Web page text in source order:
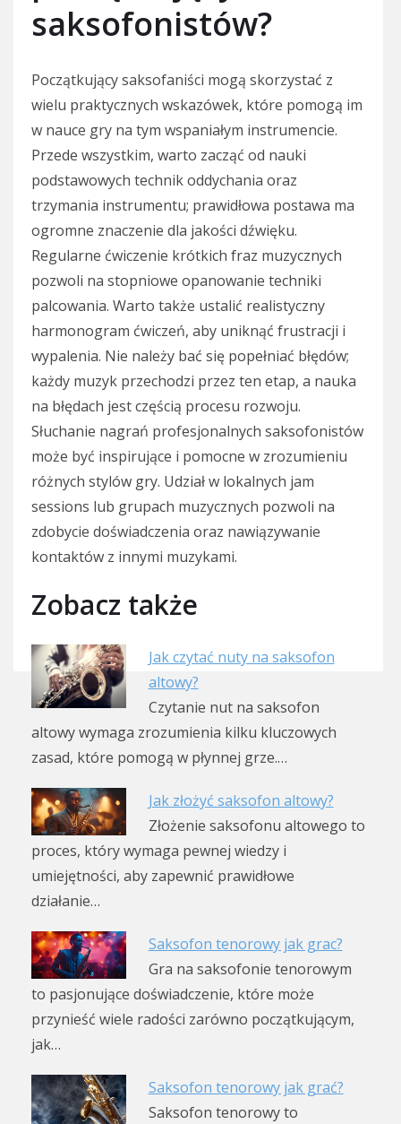
saksofonistów?
Początkujący saksofaniści mogą skorzystać z
wielu praktycznych wskazówek, które pomogą im
w nauce gry na tym wspaniałym instrumencie.
Przede wszystkim, warto zacząć od nauki
podstawowych technik oddychania oraz
trzymania instrumentu; prawidłowa postawa ma
ogromne znaczenie dla jakości dźwięku.
Regularne ćwiczenie krótkich fraz muzycznych
pozwoli na stopniowe opanowanie techniki
palcowania. Warto także ustalić realistyczny
harmonogram ćwiczeń, aby uniknąć frustracji i
wypalenia. Nie należy bać się popełniać błędów;
każdy muzyk przechodzi przez ten etap, a nauka
na błędach jest częścią procesu rozwoju.
Słuchanie nagrań profesjonalnych saksofonistów
może być inspirujące i pomocne w zrozumieniu
różnych stylów gry. Udział w lokalnych jam
sessions lub grupach muzycznych pozwoli na
zdobycie doświadczenia oraz nawiązywanie
kontaktów z innymi muzykami.
Zobacz także
Jak czytać nuty na saksofon
altowy?
Czytanie nut na saksofon
altowy wymaga zrozumienia kilku kluczowych
zasad, które pomogą w płynnej grze.…
Jak złożyć saksofon altowy?
Złożenie saksofonu altowego to
proces, który wymaga pewnej wiedzy i
umiejętności, aby zapewnić prawidłowe
działanie…
Saksofon tenorowy jak grac?
Gra na saksofonie tenorowym
to pasjonujące doświadczenie, które może
przynieść wiele radości zarówno początkującym,
jak…
Saksofon tenorowy jak grać?
Saksofon tenorowy to